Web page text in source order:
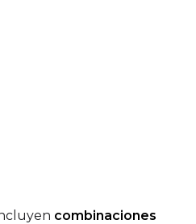
combinaciones